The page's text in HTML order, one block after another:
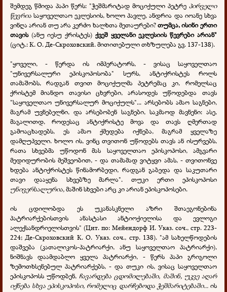
შემდეგ წმიდა პაპი წერს: "ჭეშმარიტად მოციქული პეტრე პირველი
წევრიასაყოველთაო ეკლესიის, ხოლო პავლე, ანდრია და იოანე სხვა
ვინღა არიან თუ არა კერძო ხალხთა მეთაურები?თუმცა, ისინი ერთი
თავის (ანუ იესუ ქრისტეს) ქვეშ ყველანი ეკლესიის წევრები არიან"
(ციტ.: К. О. Де-Скроховский. მითითებული თხზულება გვ. 137-138).
"ყოველი, - წერდა ის იმპერატორს, - ვისაც საყოველთაო
"უნივერსალური ეპისკოპოსობა" სურს, ანტიქრისტეს როლს
თამაშობს, რადგან თვით მოციქულმა პეტრემაც კი, რომელსაც
ქრისტემ მიანდო თავისი ცხვრები, არასოდეს უწოდებდა თავს
"საყოველთაო უნივერსალურ მოციქულს"... არსებობს ამაო საგნები,
მაგრამ უვნებელნი, და არსებობენ საგნები, საკმაოდ მავნენი: ასე,
მაგალითდ, როდესაც ანტიქრისტე მოვა და თავს ღმერთად
გამოაცხადებს, ეს ამაო ქმედება იქნება, მაგრამ ყველაზე
დამღუპველი. ხოლო ის, ვინც თვითონ უწოდებს თავს ან ისურვებს,
რათა სხვებმა უწოდონ მას საყოველთაო ეპისკოპოსი, ამგვარი
მედიდურობის მეშვეობით, - და თამამად ვიტყვი ამას, - თვითონვე
ხდება ანტიქრისტეს წინამორბედი, რადგან გაბედა და საკუთარი
თავი დააყენა სხვებზე მარლა". თუკი ერთი ეპისკოპოსი
უნივერსალურია,მაშინ სხვები არც კი არიან ეპისკოპოსები.
ის ცდილობდა ეს უკანასკნელი აზრი შთაეგონებინა
პატრიარქებისთვის ანასტასი ანტიოქიელისა და ევლოგი
ალექსანდრიელისთვის" (Цит. по: Мейендорф И. Указ. соч., стр. 223-
224; Де-Скроховский К. О. Указ. соч., стр. 138). "ამ სახელწოდების
დაშვება (კათალიკოს-პატრიარქი, ანუ საყოველთაო პატრიარქი),
ნიშნავს დაამდაბლო ყველა პატრიარქი, - წერს პაპი გრიგოლი
ზემოთხსენებულ პატრიარქებს, - და თუკი ის, ვისაც საყოველთაო
ეპისკოპოსს უწოდბენ,ჩავარდება ცდომილებაში, მაშინ, უკვე აღარ
იქნება სხვა ეპისკოპოსი, რომელიც დარჩებოდა ჭეშმარიტებაში... ის